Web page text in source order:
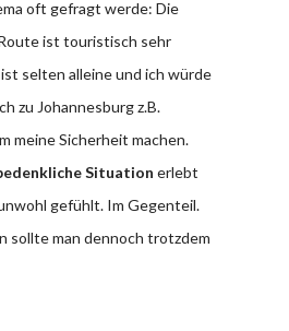
oft gefragt werde: Die
ist touristisch sehr
selten alleine und ich würde
zu Johannesburg z.B.
meine Sicherheit machen.
Situation erlebt
gefühlt. Im Gegenteil.
sollte man dennoch trotzdem